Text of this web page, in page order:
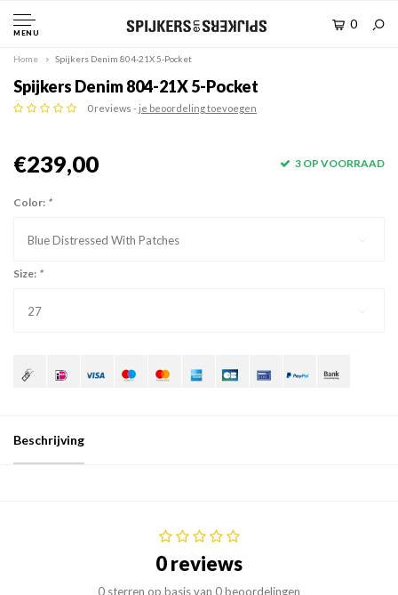
MENU
0
Home Spijkers Denim 804-21X 5-Pocket
Spijkers Denim 804-21X 5-Pocket
0 reviews -je beoordeling toevoegen
€239,00 3 OP VOORRAAD
Color: *
Blue Distressed With Patches
Size: *
27
Beschrijving
0 reviews
0 sterren op basis van 0 beoordelingen